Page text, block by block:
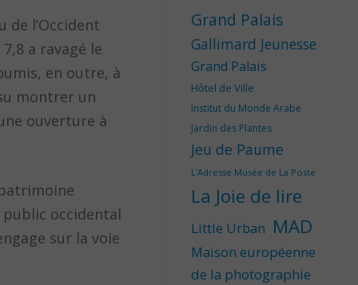
l’Occident
a ravagé le
en outre, à
montrer un
ouverture à
occidental
sur la voie
Grand Palais
Gallimard Jeunesse
Grand Palais
Hôtel de Ville
Institut du Monde Arabe
Jardin des Plantes
Jeu de Paume
L'Adresse Musée de La Poste
La Joie de lire
Little Urban MAD
Maison européenne
de la photographie